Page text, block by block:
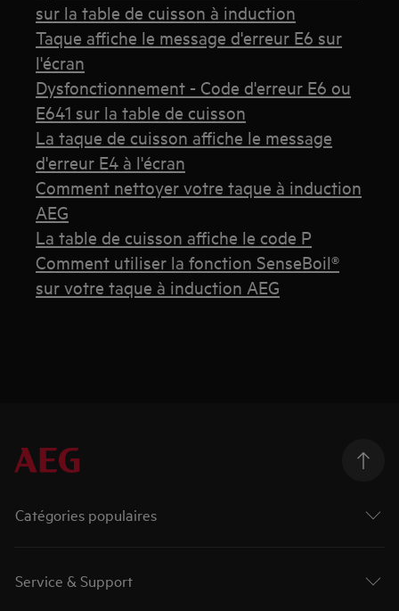
sur la table de cuisson à induction
Taque affiche le message d'erreur E6 sur
l'écran
Dysfonctionnement - Code d'erreur E6 ou
E641 sur la table de cuisson
La taque de cuisson affiche le message
d'erreur E4 à l'écran
Comment nettoyer votre taque à induction
AEG
La table de cuisson affiche le code P
Comment utiliser la fonction SenseBoil®
sur votre taque à induction AEG
Catégories populaires
Service & Support